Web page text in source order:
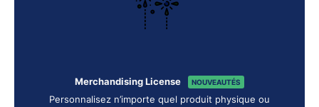
Merchandising License NOUVEAUTÉS
Personnalisez n’importe quel produit physique ou